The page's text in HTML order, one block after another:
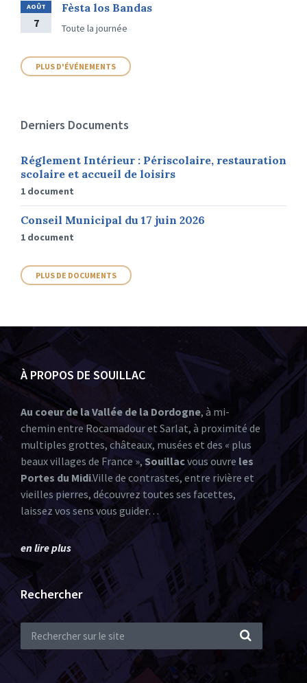
AOÛT
7
Fèsta los Bandas
Toute la journée
PLUS D'ÉVÉNEMENTS
Derniers Documents
Réglement Intérieur : Périscolaire, restauration
scolaire et accueil de loisirs
1 document
Conseil Municipal du 17 juin 2026
1 document
PLUS DE DOCUMENTS
À PROPOS DE SOUILLAC
Au coeur de la Vallée de la Dordogne, à mi-
chemin entre Rocamadour et Sarlat, à proximité de
multiples grottes, châteaux, musées et des « plus
beaux villages de France », Souillacvous ouvre les
Portes du Midi.Ville de contrastes, entre rivière et
vieilles pierres, découvrez toutes ses facettes,
laissez vos sens vous guider…
en lire plus
Rechercher